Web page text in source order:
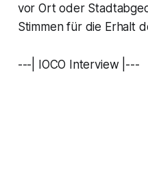
vor Ort oder
Stimmen für die Erhalt
---| IOCO Interview |---